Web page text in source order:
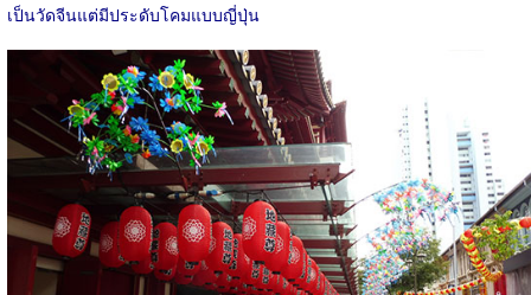
เป็นวัดจีนแต่มีประดับโคมแบบญี่ปุ่น